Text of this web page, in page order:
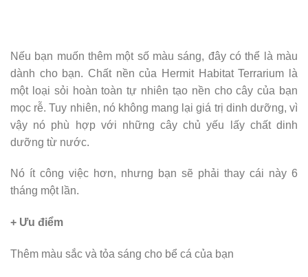
Nếu bạn muốn thêm một số màu sáng, đây có thể là màu
dành cho bạn. Chất nền của Hermit Habitat Terrarium là
một loại sỏi hoàn toàn tự nhiên tạo nền cho cây của bạn
mọc rễ. Tuy nhiên, nó không mang lại giá trị dinh dưỡng, vì
vậy nó phù hợp với những cây chủ yếu lấy chất dinh
dưỡng từ nước.
Nó ít công việc hơn, nhưng bạn sẽ phải thay cái này 6
tháng một lần.
+ Ưu điểm
Thêm màu sắc và tỏa sáng cho bể cá của bạn